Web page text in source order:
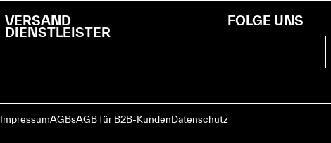
VERSAND
DIENSTLEISTER
FOLGE UNS
ImpressumAGBsAGB für B2B-KundenDatenschutz